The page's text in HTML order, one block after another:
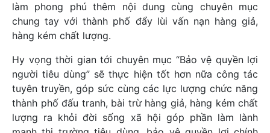
làm phong phú thêm nội dung cùng chuyên mục
chung tay với thành phố đẩy lùi vấn nạn hàng giả,
hàng kém chất lượng.
Hy vọng thời gian tới chuyên mục “Bảo vệ quyền lợi
người tiêu dùng” sẽ thực hiện tốt hơn nữa công tác
tuyên truyền, góp sức cùng các lực lượng chức năng
thành phố đấu tranh, bài trừ hàng giả, hàng kém chất
lượng ra khỏi đời sống xã hội góp phần làm lành